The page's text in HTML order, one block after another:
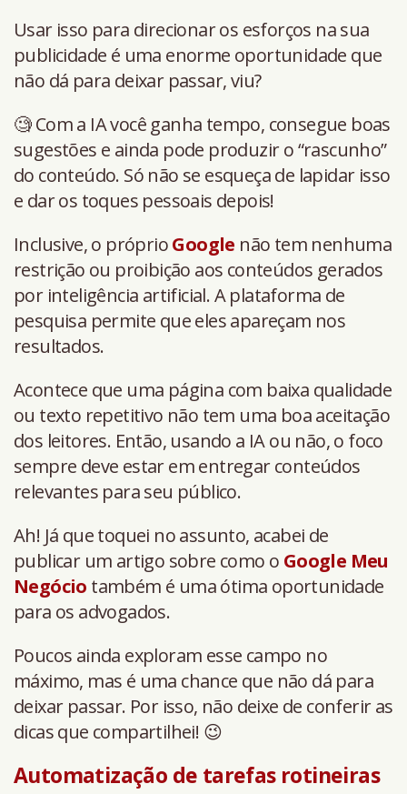
Usar isso para direcionar os esforços na sua
publicidade é uma enorme oportunidade que
não dá para deixar passar, viu?
🧐 Com a IA você ganha tempo, consegue boas
sugestões e ainda pode produzir o “rascunho”
do conteúdo. Só não se esqueça de lapidar isso
e dar os toques pessoais depois!
Inclusive, o próprioGoogle não tem nenhuma
restrição ou proibição aos conteúdos gerados
por inteligência artificial. A plataforma de
pesquisa permite que eles apareçam nos
resultados.
Acontece que uma página com baixa qualidade
ou texto repetitivo não tem uma boa aceitação
dos leitores. Então, usando a IA ou não, o foco
sempre deve estar em entregar conteúdos
relevantes para seu público.
Ah! Já que toquei no assunto, acabei de
publicar um artigo sobre como o Google Meu
Negócio também é uma ótima oportunidade
para os advogados.
Poucos ainda exploram esse campo no
máximo, mas é uma chance que não dá para
deixar passar. Por isso, não deixe de conferir as
dicas que compartilhei! 😉
Automatização de tarefas rotineiras